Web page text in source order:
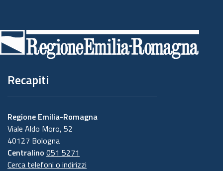
di
pagina
Recapiti
Regione Emilia-Romagna
Viale Aldo Moro, 52
40127 Bologna
Centralino 051 5271
Cerca telefoni o indirizzi